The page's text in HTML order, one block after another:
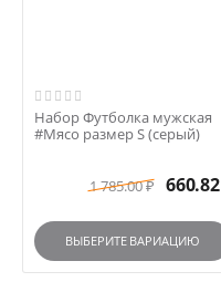
Набор Футболка мужская
#Мясо размер S (серый)
1 785.00 ₽ 660.82
ВЫБЕРИТЕ ВАРИАЦИЮ